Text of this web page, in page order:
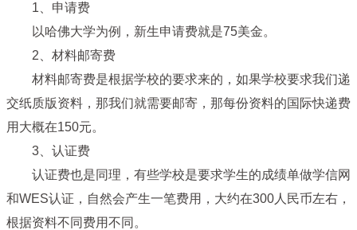
1、申请费
以哈佛大学为例，新生申请费就是75美金。
2、材料邮寄费
材料邮寄费是根据学校的要求来的，如果学校要求我们递
交纸质版资料，那我们就需要邮寄，那每份资料的国际快递费
用大概在150元。
3、认证费
认证费也是同理，有些学校是要求学生的成绩单做学信网
和WES认证，自然会产生一笔费用，大约在300人民币左右，
根据资料不同费用不同。